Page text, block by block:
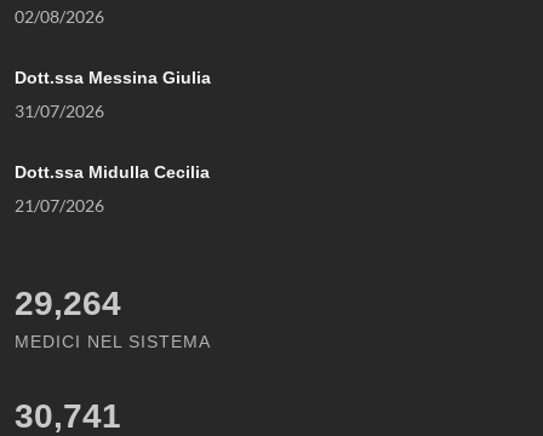
02/08/2026
Dott.ssa Messina Giulia
31/07/2026
Dott.ssa Midulla Cecilia
21/07/2026
29,264
MEDICI NEL SISTEMA
30,741